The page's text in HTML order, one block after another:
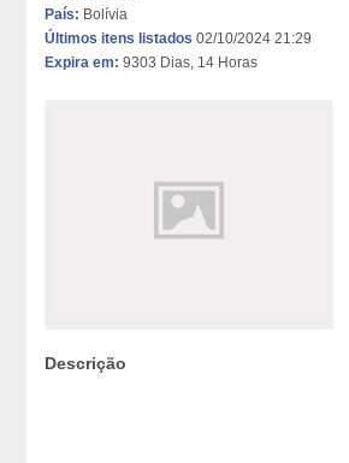
País: Bolívia
Últimos itens listados 02/10/2024 21:29
Expira em: 9303 Dias, 14 Horas
Descrição